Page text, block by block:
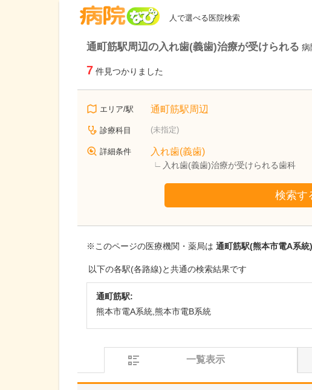
人で選べる医院検索
通町筋駅周辺の入れ歯(義歯)治療が受けられる 病
7 件見つかりました
エリア/駅 通町筋駅周辺
診療科目 (未指定)
詳細条件 入れ歯(義歯)
入れ歯(義歯)治療が受けられる歯科
検索す
※このページの医療機関・薬局は 通町筋駅(熊本市電A系統)
以下の各駅(各路線)と共通の検索結果です
通町筋駅:
熊本市電A系統,熊本市電B系統
一覧表示